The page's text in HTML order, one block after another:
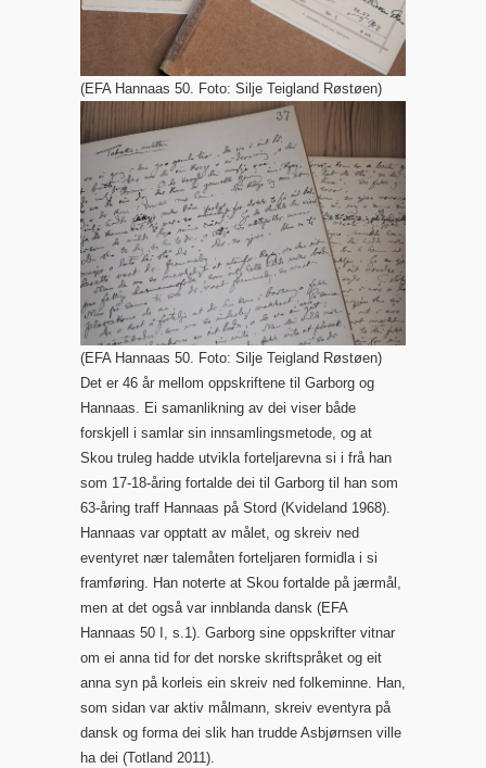
(EFA Hannaas 50. Foto: Silje Teigland Røstøen)
(EFA Hannaas 50. Foto: Silje Teigland Røstøen)
Det er 46 år mellom oppskriftene til Garborg og
Hannaas. Ei samanlikning av dei viser både
forskjell i samlar sin innsamlingsmetode, og at
Skou truleg hadde utvikla forteljarevna si i frå han
som 17-18-åring fortalde dei til Garborg til han som
63-åring traff Hannaas på Stord (Kvideland 1968).
Hannaas var opptatt av målet, og skreiv ned
eventyret nær talemåten forteljaren formidla i si
framføring. Han noterte at Skou fortalde på jærmål,
men at det også var innblanda dansk (EFA
Hannaas 50 I, s.1). Garborg sine oppskrifter vitnar
om ei anna tid for det norske skriftspråket og eit
anna syn på korleis ein skreiv ned folkeminne. Han,
som sidan var aktiv målmann, skreiv eventyra på
dansk og forma dei slik han trudde Asbjørnsen ville
ha dei (Totland 2011).